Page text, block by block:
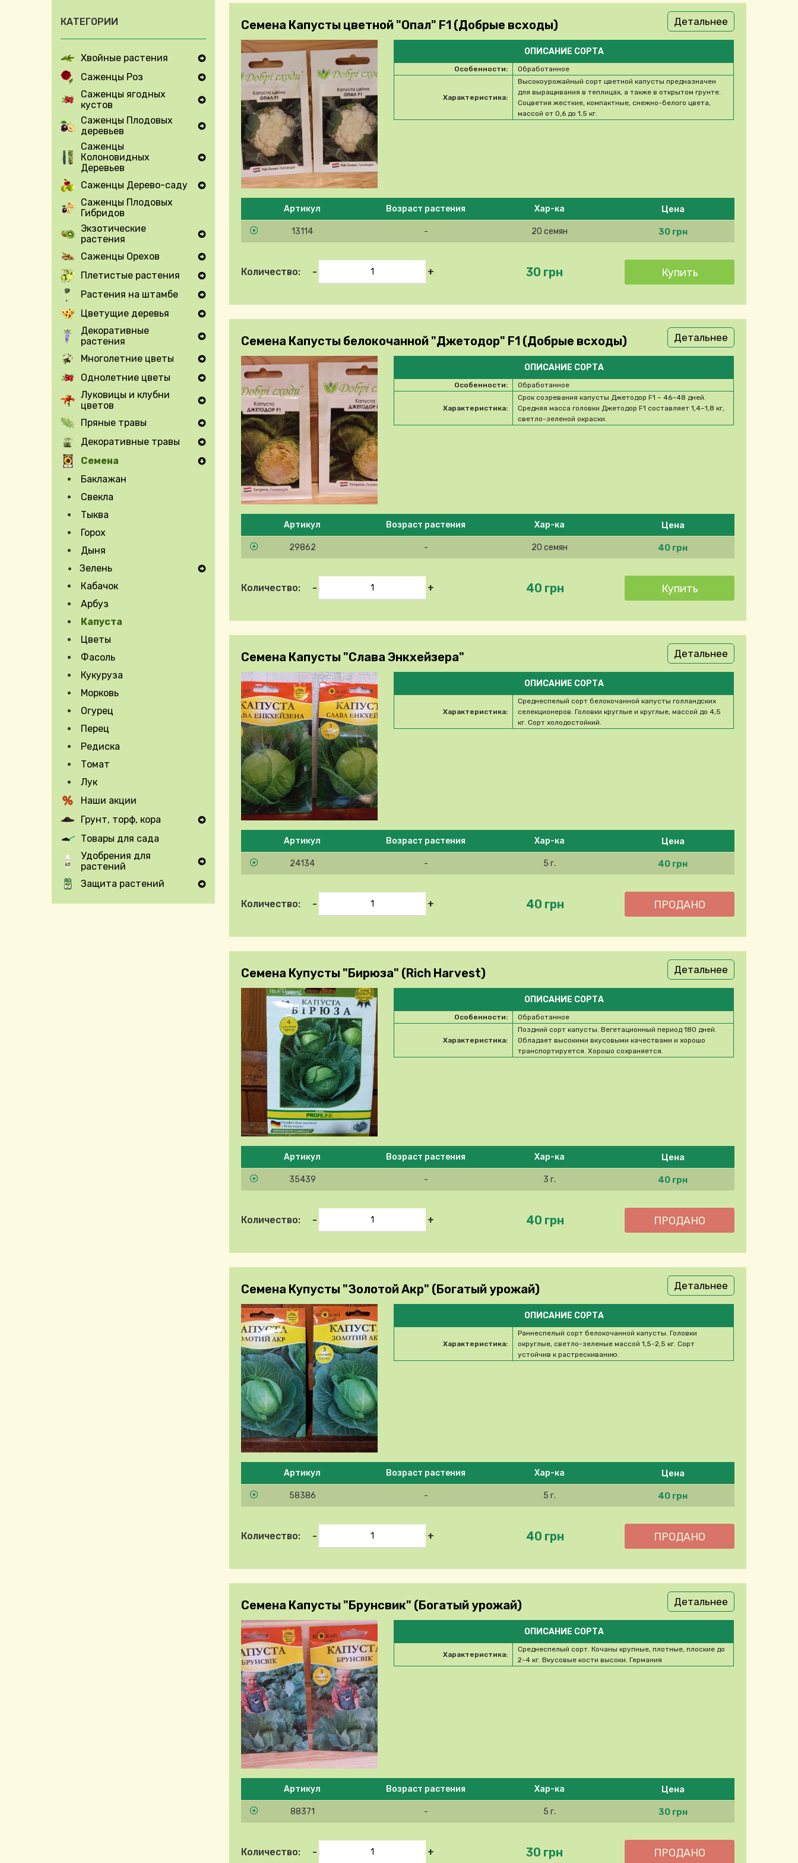
КАТЕГОРИИ
Хвойные растения
Expand Secondary Navigation Menu
Саженцы Роз
Expand Secondary Navigation Menu
Саженцы ягодных
кустов
Expand Secondary Navigation Menu
Саженцы Плодовых
деревьев
Expand Secondary Navigation Menu
Саженцы
Колоновидных
Деревьев
Expand Secondary Navigation Menu
Саженцы Дерево-саду
Expand Secondary Navigation Menu
Саженцы Плодовых
Гибридов
Экзотические
растения
Expand Secondary Navigation Menu
Саженцы Орехов
Expand Secondary Navigation Menu
Плетистые растения
Expand Secondary Navigation Menu
Растения на штамбе
Expand Secondary Navigation Menu
Цветущие деревья
Expand Secondary Navigation Menu
Декоративные
растения
Expand Secondary Navigation Menu
Многолетние цветы
Expand Secondary Navigation Menu
Однолетние цветы
Expand Secondary Navigation Menu
Луковицы и клубни
цветов
Expand Secondary Navigation Menu
Пряные травы
Expand Secondary Navigation Menu
Декоративные травы
Expand Secondary Navigation Menu
Семена
Expand Secondary Navigation Menu
Баклажан
Свекла
Тыква
Горох
Дыня
Зелень
Expand Secondary Navigation Menu
Кабачок
Арбуз
Капуста
Цветы
Фасоль
Кукуруза
Морковь
Огурец
Перец
Редиска
Томат
Лук
Наши акции
Грунт, торф, кора
Expand Secondary Navigation Menu
Товары для сада
Удобрения для
растений
Expand Secondary Navigation Menu
Защита растений
Expand Secondary Navigation Menu
Семена Капусты цветной "Опал" F1 (Добрые всходы) Детальнее
ОПИСАНИЕ СОРТА
Особенности: Обработанное
Характеристика:
Высокоурожайный сорт цветной капусты предназначен
для выращивания в теплицах, а также в открытом грунте.
Соцветия жесткие, компактные, снежно-белого цвета,
массой от 0,6 до 1,5 кг.
Please select product
Артикул Возраст растения Хар-ка Цена
13114 - 20 семян 30 грн
Количество: - + 30 грн
Семена Капусты белокочанной "Джетодор" F1 (Добрые всходы) Детальнее
ОПИСАНИЕ СОРТА
Особенности: Обработанное
Характеристика:
Срок созревания капусты Джетодор F1 – 46–48 дней.
Средняя масса головки Джетодор F1 составляет 1,4–1,8 кг,
светло-зеленой окраски.
Please select product
Артикул Возраст растения Хар-ка Цена
29862 - 20 семян 40 грн
Количество: - + 40 грн
Семена Капусты "Слава Энкхейзера" Детальнее
ОПИСАНИЕ СОРТА
Характеристика:
Среднеспелый сорт белокочанной капусты голландских
селекционеров. Головки круглые и круглые, массой до 4,5
кг. Сорт холодостойкий.
Please select product
Артикул Возраст растения Хар-ка Цена
24134 - 5 г. 40 грн
Количество: - + 40 грн
Семена Купусты "Бирюза" (Rich Harvest) Детальнее
ОПИСАНИЕ СОРТА
Особенности: Обработанное
Характеристика:
Поздний сорт капусты. Вегетационный период 180 дней.
Обладает высокими вкусовыми качествами и хорошо
транспортируется. Хорошо сохраняется.
Please select product
Артикул Возраст растения Хар-ка Цена
35439 - 3 г. 40 грн
Количество: - + 40 грн
Семена Купусты "Золотой Акр" (Богатый урожай) Детальнее
ОПИСАНИЕ СОРТА
Характеристика:
Раннеспелый сорт белокочанной капусты. Головки
округлые, светло-зеленые массой 1,5-2,5 кг. Сорт
устойчив к растрескиванию.
Please select product
Артикул Возраст растения Хар-ка Цена
58386 - 5 г. 40 грн
Количество: - + 40 грн
Семена Капусты "Брунсвик" (Богатый урожай) Детальнее
ОПИСАНИЕ СОРТА
Характеристика:
Среднеспелый сорт. Кочаны крупные, плотные, плоские до
2-4 кг. Вкусовые кости высоки. Германия
Please select product
Артикул Возраст растения Хар-ка Цена
88371 - 5 г. 30 грн
Количество: - + 30 грн